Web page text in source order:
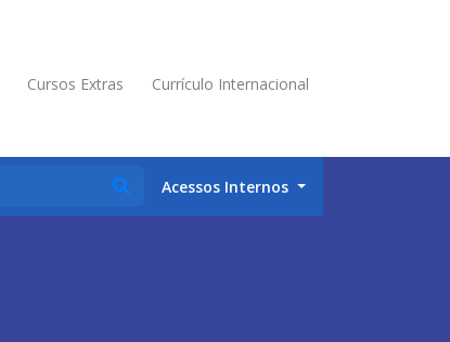
Cursos Extras Currículo Internacional
Acessos Internos